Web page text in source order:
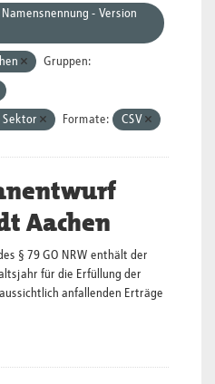
- Version
Gruppen:
Sektor Formate: CSV
Aachen
§ 79 GO NRW enthält der
für die Erfüllung der
anfallenden Erträge